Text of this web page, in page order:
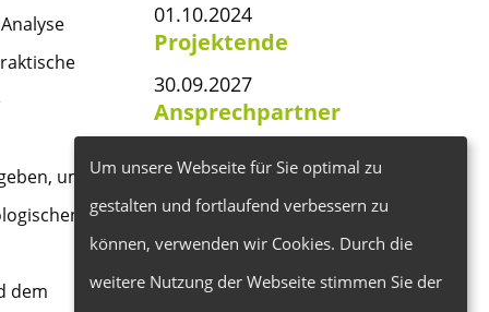
um
dem
01.10.2024
Projektende
30.09.2027
Ansprechpartner
Gretha Schnieders
g.schnieders@naturland-
beratung.de
Um unsere Webseite für Sie optimal zu
gestalten und fortlaufend verbessern zu
können, verwenden wir Cookies. Durch die
weitere Nutzung der Webseite stimmen Sie der